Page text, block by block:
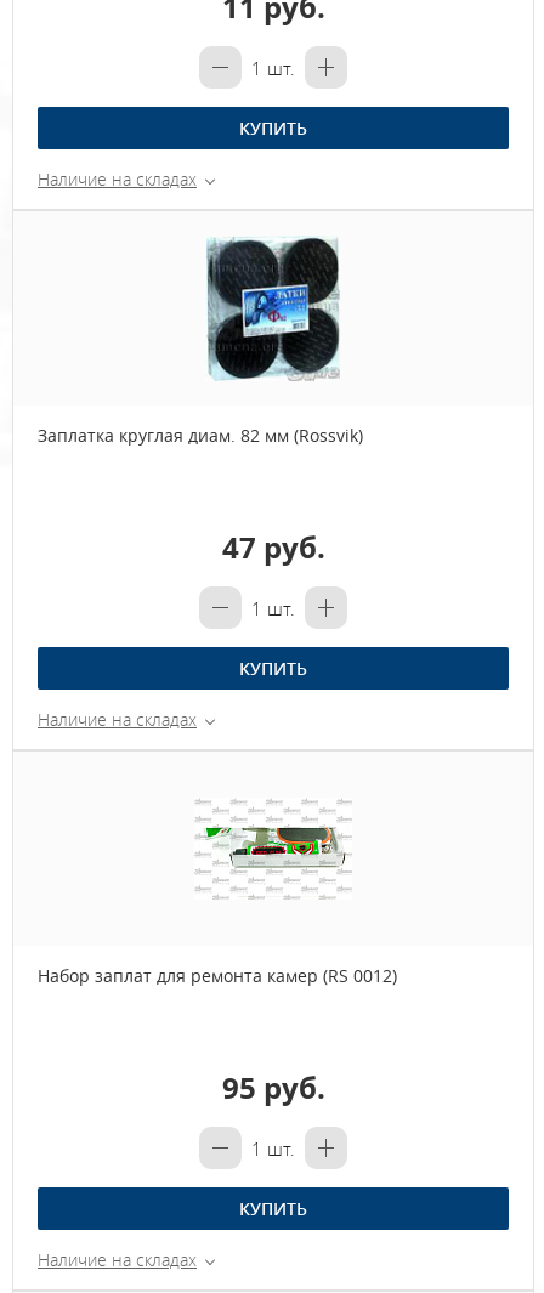
1 шт.
КУПИТЬ
Наличие на складах
Заплатка круглая диам. 82 мм (Rossvik)
47 руб.
1 шт.
КУПИТЬ
Наличие на складах
Набор заплат для ремонта камер (RS 0012)
95 руб.
1 шт.
КУПИТЬ
Наличие на складах